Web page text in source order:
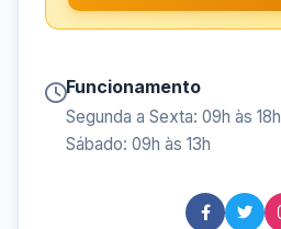
Funcionamento
Segunda a Sexta: 09h às 18h
Sábado: 09h às 13h